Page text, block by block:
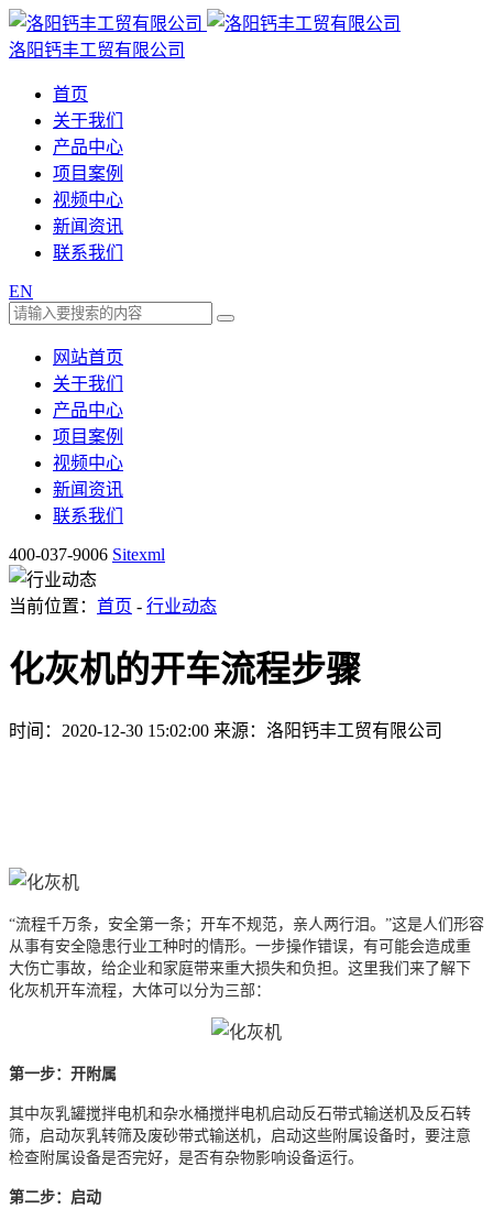
洛阳钙丰工贸有限公司
首页
关于我们
产品中心
项目案例
视频中心
新闻资讯
联系我们
EN
网站首页
关于我们
产品中心
项目案例
视频中心
新闻资讯
联系我们
400-037-9006 Sitexml
当前位置： 首页 - 行业动态
化灰机的开车流程步骤
时间：2020-12-30 15:02:00 来源：洛阳钙丰工贸有限公司
“流程千万条，安全第一条；开车不规范，亲人两行泪。”这是人们形容
从事有安全隐患行业工种时的情形。一步操作错误，有可能会造成重
大伤亡事故，给企业和家庭带来重大损失和负担。这里我们来了解下
化灰机开车流程，大体可以分为三部：
第一步：开附属
其中灰乳罐搅拌电机和杂水桶搅拌电机启动反石带式输送机及反石转
筛，启动灰乳转筛及废砂带式输送机，启动这些附属设备时，要注意
检查附属设备是否完好，是否有杂物影响设备运行。
第二步：启动